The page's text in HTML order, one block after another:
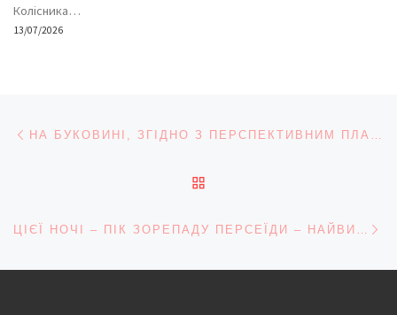
Колісника…
13/07/2026
Навігація записів